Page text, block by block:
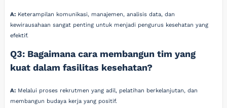
A: Keterampilan komunikasi, manajemen, analisis data, dan
kewirausahaan sangat penting untuk menjadi pengurus kesehatan yang
efektif.
Q3: Bagaimana cara membangun tim yang
kuat dalam fasilitas kesehatan?
A: Melalui proses rekrutmen yang adil, pelatihan berkelanjutan, dan
membangun budaya kerja yang positif.